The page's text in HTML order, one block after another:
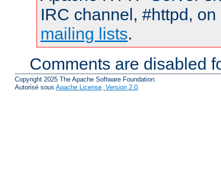
IRC channel, #httpd,
mailing lists.
Comments are disabled
Copyright 2025 The Apache Software Foundation.
Autorisé sous Apache License, Version 2.0